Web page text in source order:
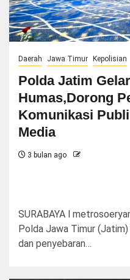
Daerah Jawa Timur Kepolisian
Polda Jatim
Humas,Dorong
Komunikasi
Media
3 bulan ago
SURABAYA l
Polda Jawa Timur
dan penyebaran…